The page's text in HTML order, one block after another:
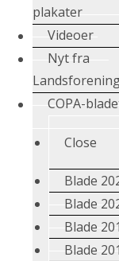
plakater
Videoer
Nyt fra
COPA-
Close
Blade
Blade
Blade
Blade